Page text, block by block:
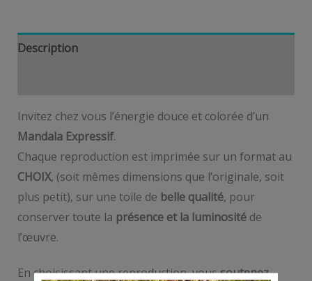
Description
Invitez chez vous l’énergie douce et colorée d’un
Mandala Expressif.
Chaque reproduction est imprimée sur un format au
CHOIX, (soit mêmes dimensions que l’originale, soit
plus petit), sur une toile de belle qualité, pour
conserver toute la présence et la luminositéde
l’œuvre.
En choisissant une reproduction, voussoutenez